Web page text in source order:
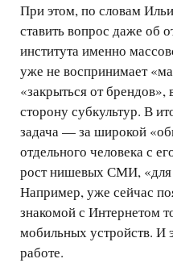
При этом, по словам
ставить вопрос даже об
института именно
уже не воспринимает
«закрыться от
сторону субкультур. В
задача — за широкой
отдельного человека с
рост нишевых СМИ, «для
Например, уже сейчас
знакомой с Интернетом
мобильных устройств. И
работе.